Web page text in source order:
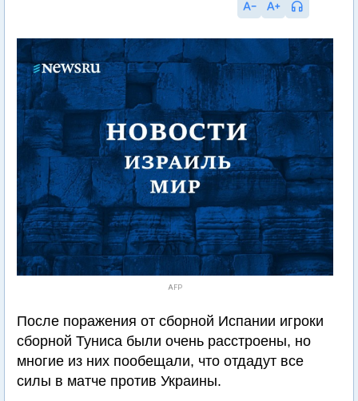
AFP
После поражения от сборной Испании игроки
сборной Туниса были очень расстроены, но
многие из них пообещали, что отдадут все
силы в матче против Украины.